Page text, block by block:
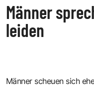
Männer
leiden
Männer scheuen sich